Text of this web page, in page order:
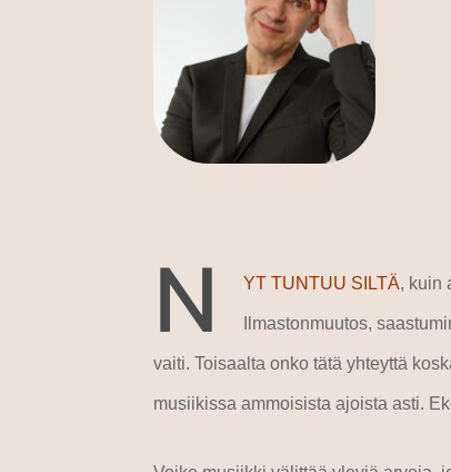
N YT TUNTUU SILTÄ, kuin
Ilmastonmuutos,
vaiti. Toisaalta onko tätä yhteyttä
musiikissa ammoisista ajoista asti.